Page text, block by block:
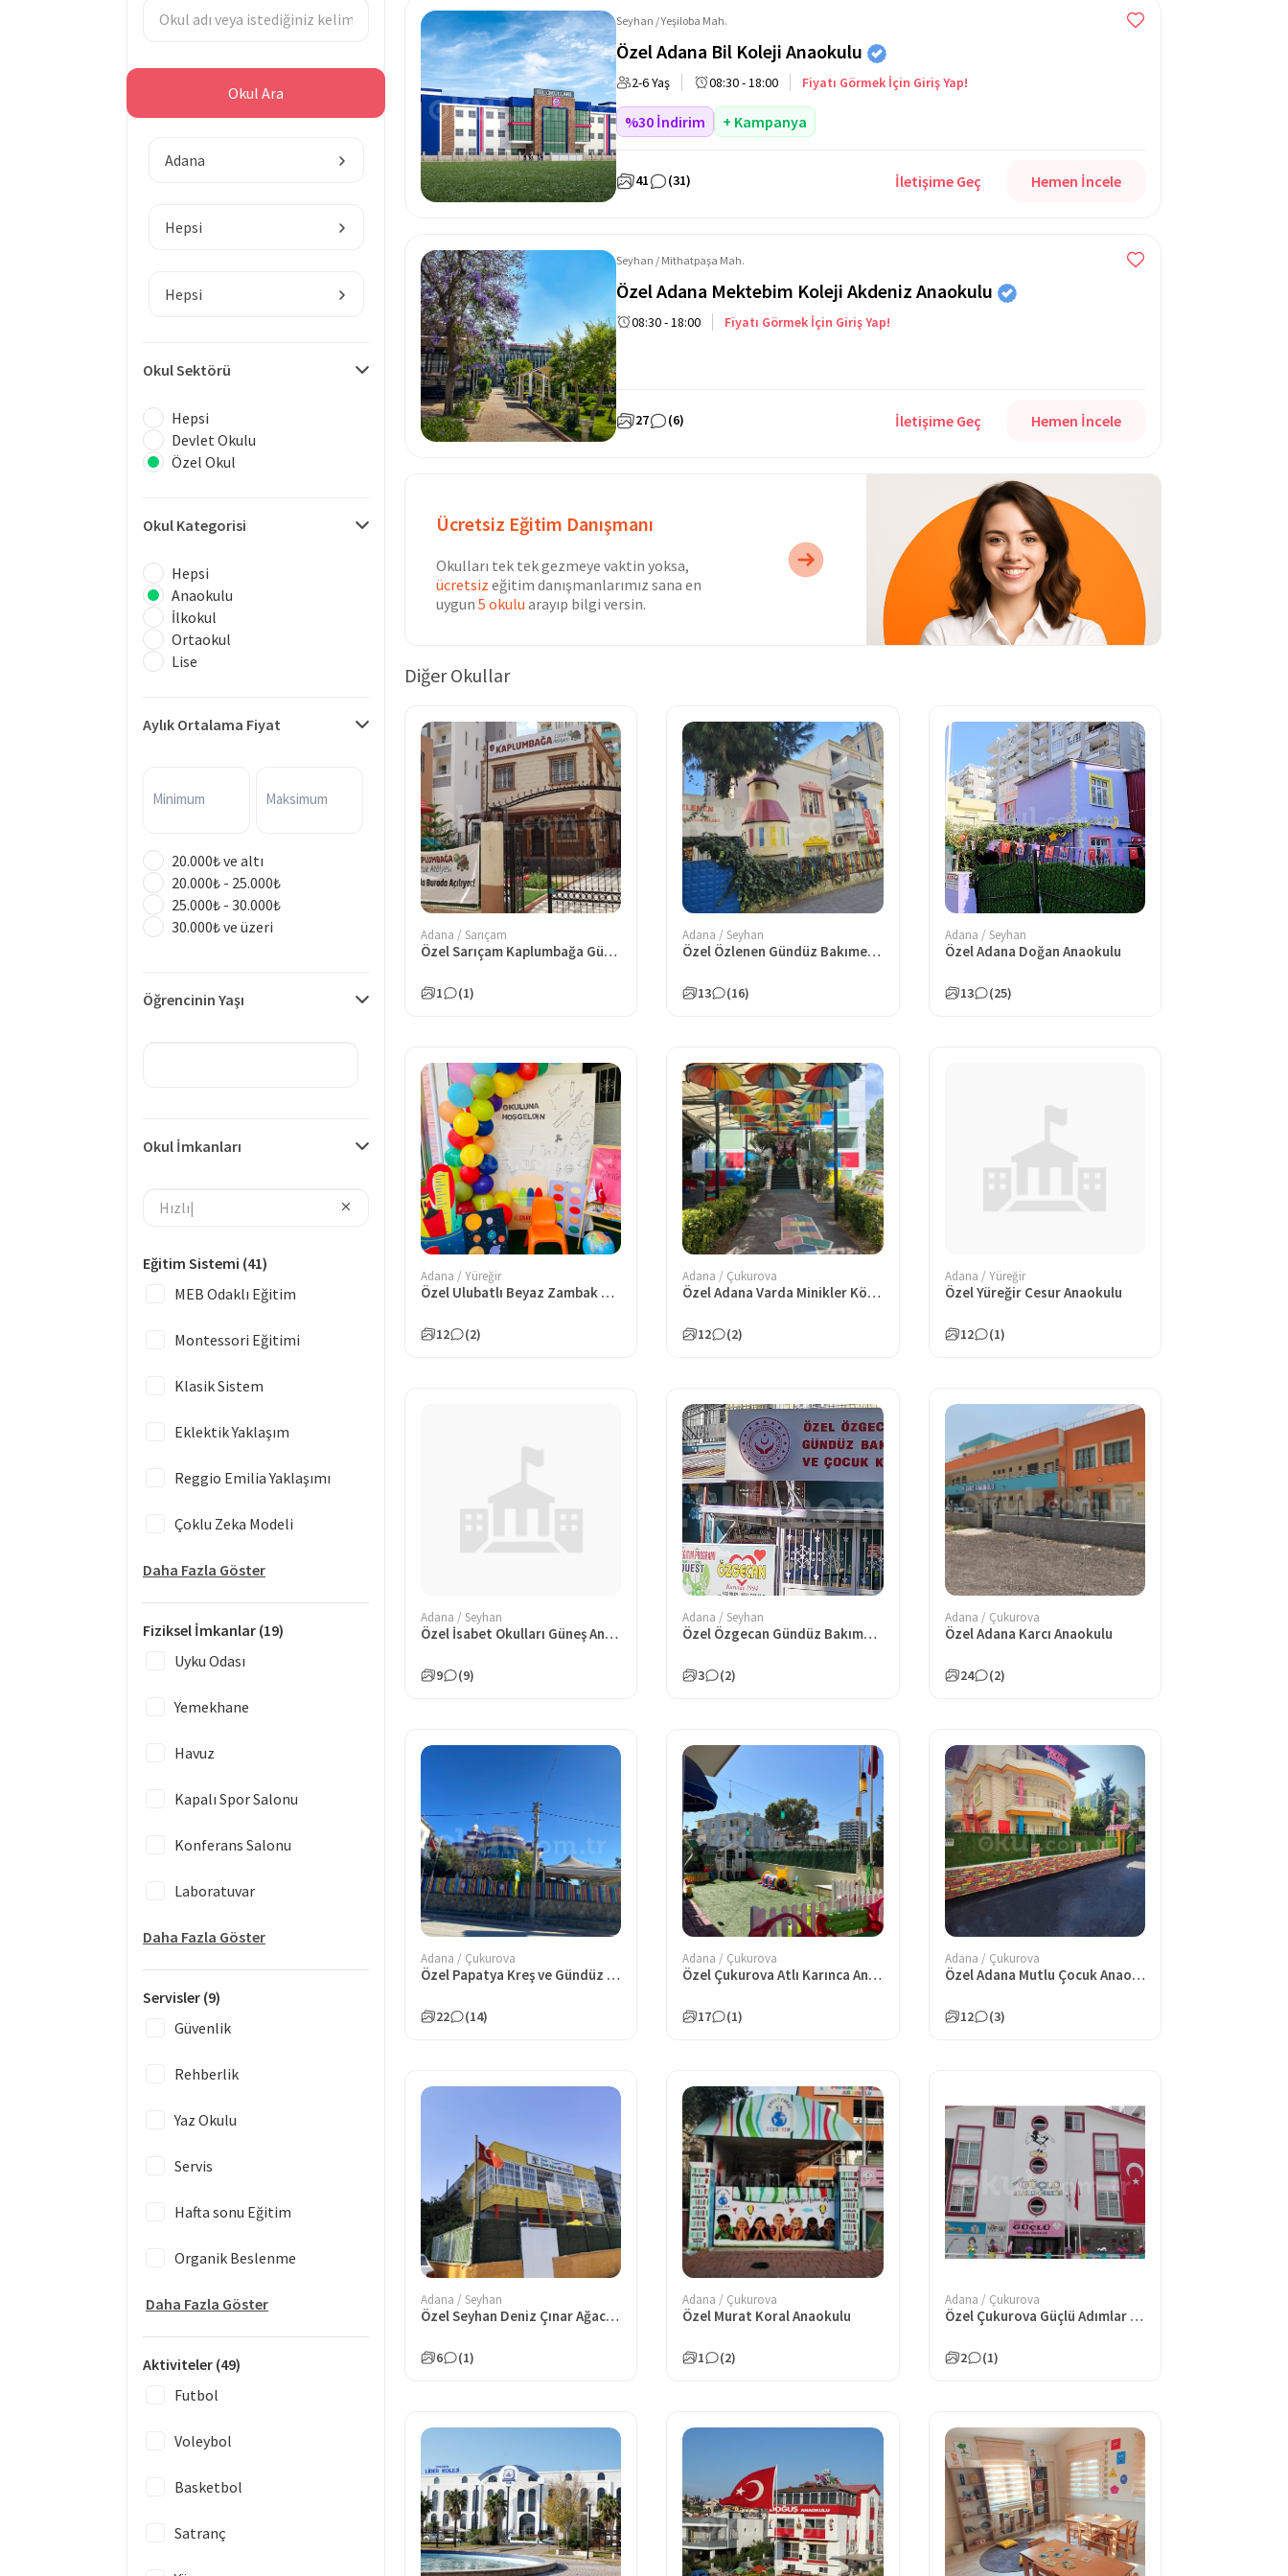
Adana
Hepsi
Hepsi
Okul Sektörü
Hepsi
Devlet Okulu
Özel Okul
Okul Kategorisi
Hepsi
Anaokulu
İlkokul
Ortaokul
Lise
Aylık Ortalama Fiyat
Minimum Maksimum
20.000₺ ve altı
20.000₺ - 25.000₺
25.000₺ - 30.000₺
30.000₺ ve üzeri
Öğrencinin Yaşı
Okul İmkanları
Eğitim Sistemi (41)
MEB Odaklı Eğitim
Montessori Eğitimi
Klasik Sistem
Eklektik Yaklaşım
Reggio Emilia Yaklaşımı
Çoklu Zeka Modeli
Daha Fazla Göster
Fiziksel İmkanlar (19)
Uyku Odası
Yemekhane
Havuz
Kapalı Spor Salonu
Konferans Salonu
Laboratuvar
Daha Fazla Göster
Servisler (9)
Güvenlik
Rehberlik
Yaz Okulu
Servis
Hafta sonu Eğitim
Organik Beslenme
Daha Fazla Göster
Aktiviteler (49)
Futbol
Voleybol
Basketbol
Satranç
Okul Ara
Seyhan / Yeşiloba Mah.
Özel Adana Bil Koleji Anaokulu
2-6 Yaş 08:30 - 18:00 Fiyatı Görmek İçin Giriş Yap!
%30 İndirim + Kampanya
41 (31) İletişime Geç Hemen İncele
Seyhan / Mithatpaşa Mah.
Özel Adana Mektebim Koleji Akdeniz Anaokulu
08:30 - 18:00 Fiyatı Görmek İçin Giriş Yap!
27 (6) İletişime Geç Hemen İncele
Ücretsiz Eğitim Danışmanı
Okulları tek tek gezmeye vaktin yoksa,
ücretsiz eğitim danışmanlarımız sana en
uygun 5 okulu arayıp bilgi versin.
Diğer Okullar
Adana / Sarıçam
Özel Sarıçam Kaplumbağa Gündüz Bakımevi
1 (1)
Adana / Seyhan
Özel Özlenen Gündüz Bakımevi ve Çocuk Kulübü
13 (16)
Adana / Seyhan
Özel Adana Doğan Anaokulu
13 (25)
Adana / Yüreğir
Özel Ulubatlı Beyaz Zambak Anaokulu
12 (2)
Adana / Çukurova
Özel Adana Varda Minikler Köyü Anaokulu
12 (2)
Adana / Yüreğir
Özel Yüreğir Cesur Anaokulu
12 (1)
Adana / Seyhan
Özel İsabet Okulları Güneş Anaokulu
9 (9)
Adana / Seyhan
Özel Özgecan Gündüz Bakımevi ve Çocuk Kulübü
3 (2)
Adana / Çukurova
Özel Adana Karcı Anaokulu
24 (2)
Adana / Çukurova
Özel Papatya Kreş ve Gündüz Bakımevi
22 (14)
Adana / Çukurova
Özel Çukurova Atlı Karınca Anaokulu
17 (1)
Adana / Çukurova
Özel Adana Mutlu Çocuk Anaokulu
12 (3)
Adana / Seyhan
Özel Seyhan Deniz Çınar Ağacı Anaokulu
6 (1)
Adana / Çukurova
Özel Murat Koral Anaokulu
1 (2)
Adana / Çukurova
Özel Çukurova Güçlü Adımlar Anaokulu
2 (1)